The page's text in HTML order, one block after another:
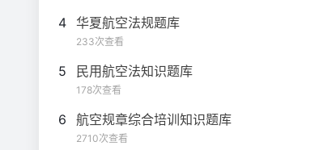
4 华夏航空法规题库
233次查看
5 民用航空法知识题库
178次查看
6 航空规章综合培训知识题库
2710次查看